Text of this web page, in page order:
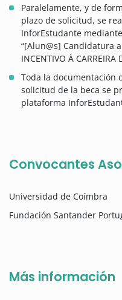
Paralelamente, y de
plazo de solicitud, se
InforEstudante
“[Alun@s] Candidatura a
INCENTIVO À CARREIRA
Toda la documentación
solicitud de la beca se
plataforma
Convocantes
Universidad de Coímbra
Fundación Santander
Más información